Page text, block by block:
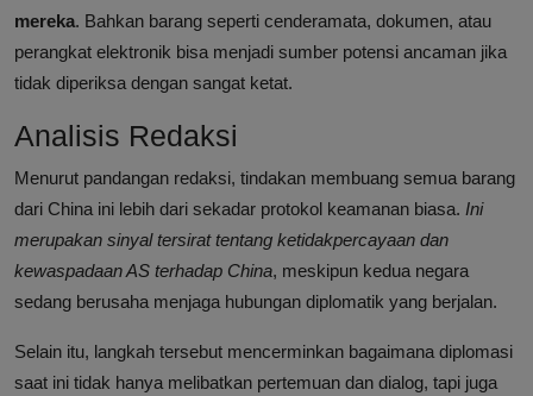
mereka. Bahkan barang seperti cenderamata, dokumen, atau
perangkat elektronik bisa menjadi sumber potensi ancaman jika
tidak diperiksa dengan sangat ketat.
Analisis Redaksi
Menurut pandangan redaksi, tindakan membuang semua barang
dari China ini lebih dari sekadar protokol keamanan biasa. Ini
merupakan sinyal tersirat tentang ketidakpercayaan dan
kewaspadaan AS terhadap China, meskipun kedua negara
sedang berusaha menjaga hubungan diplomatik yang berjalan.
Selain itu, langkah tersebut mencerminkan bagaimana diplomasi
saat ini tidak hanya melibatkan pertemuan dan dialog, tapi juga